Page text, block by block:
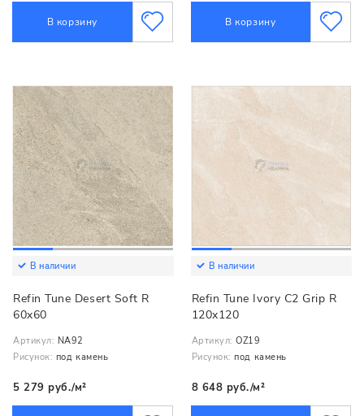
В корзину В корзину
В наличии
Refin Tune Desert Soft R
60x60
Артикул: NA92
Рисунок: под камень
5 279 руб./м²
В наличии
Refin Tune Ivory C2 Grip R
120x120
Артикул: OZ19
Рисунок: под камень
8 648 руб./м²